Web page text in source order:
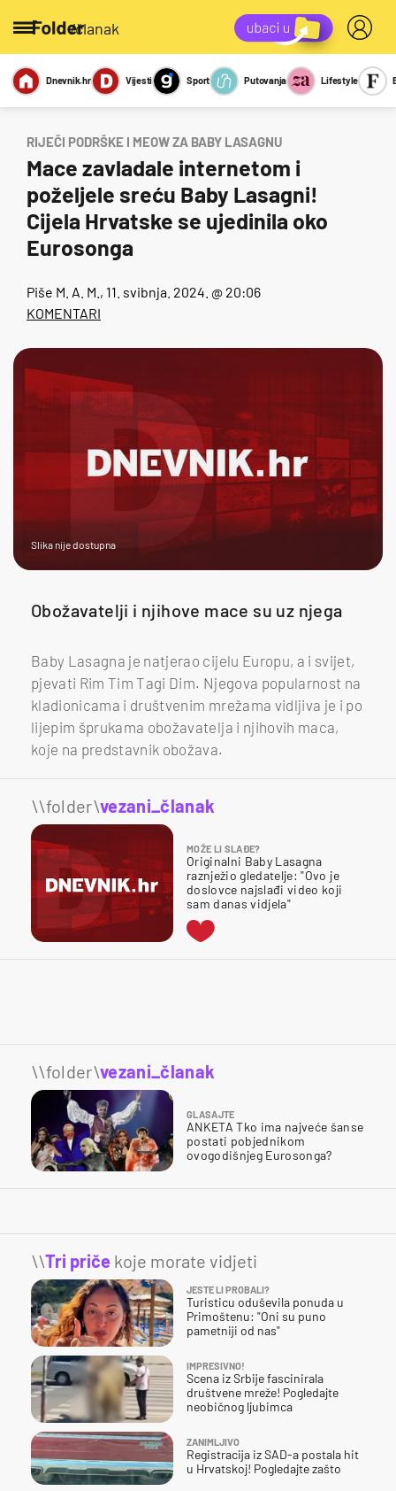
/članak
Miks Kviz
Report
Sexy
Dnevnik.hr Vijesti Sport Putovanja Lifestyle
RIJEČI PODRŠKE I MEOW ZA BABY LASAGNU
Mace zavladale internetom i
poželjele sreću Baby Lasagni!
Cijela Hrvatske se ujedinila oko
Eurosonga
Piše M. A. M. , 11. svibnja. 2024. @ 20:06
KOMENTARI
Slika nije dostupna
Obožavatelji i njihove mace su uz njega
Baby Lasagna je natjerao cijelu Europu, a i svijet,
pjevati Rim Tim Tagi Dim. Njegova popularnost na
kladionicama i društvenim mrežama vidljiva je i po
lijepim šprukama obožavatelja i njihovih maca,
koje na predstavnik obožava.
\\folder\vezani_članak
MOŽE LI SLAĐE?
Originalni Baby Lasagna
raznježio gledatelje: "Ovo je
doslovce najslađi video koji
sam danas vidjela"
\\folder\vezani_članak
GLASAJTE
ANKETA Tko ima najveće šanse
postati pobjednikom
ovogodišnjeg Eurosonga?
\\Tri priče koje morate vidjeti
JESTE LI PROBALI?
Turisticu oduševila ponuda u
Primoštenu: "Oni su puno
pametniji od nas"
IMPRESIVNO!
Scena iz Srbije fascinirala
društvene mreže! Pogledajte
neobičnog ljubimca
ZANIMLJIVO
Registracija iz SAD-a postala hit
u Hrvatskoj! Pogledajte zašto